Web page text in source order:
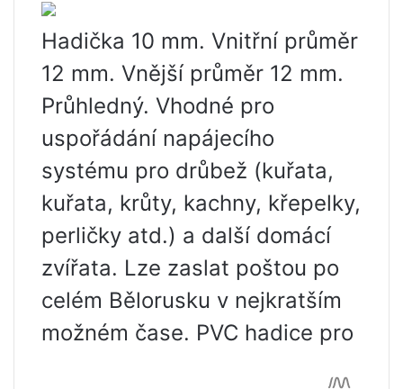
Hadička 10 mm. Vnitřní průměr
12 mm. Vnější průměr 12 mm.
Průhledný. Vhodné pro
uspořádání napájecího
systému pro drůbež (kuřata,
kuřata, krůty, kachny, křepelky,
perličky atd.) a další domácí
zvířata. Lze zaslat poštou po
celém Bělorusku v nejkratším
možném čase. PVC hadice pro